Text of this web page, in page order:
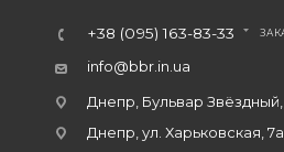
+38 (095) 163-83-33
info@bbr.in.ua
Днепр, Бульвар Звёздный,
Днепр, ул. Харьковская, 7а